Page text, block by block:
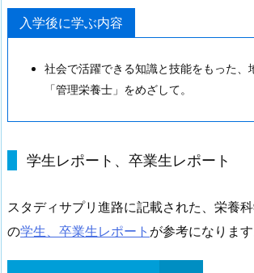
入学後に学ぶ内容
社会で活躍できる知識と技能をもった、
「管理栄養士」をめざして。
学生レポート、卒業生レポート
スタディサプリ進路に記載された、栄養
の学生、卒業生レポート が参考になります